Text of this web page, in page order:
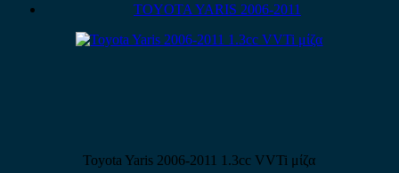
TOYOTA YARIS 2006-2011
Toyota Yaris 2006-2011 1.3cc VVTi μίζα